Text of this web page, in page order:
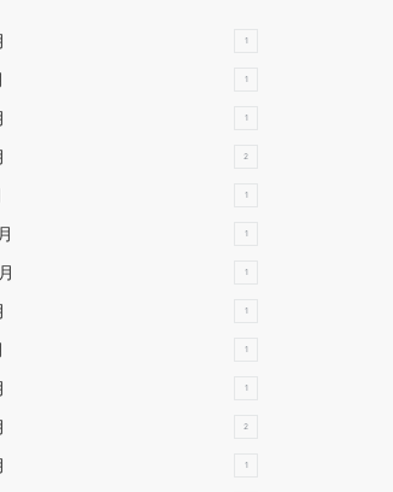
1
1
1
2
1
1
1
1
1
1
2
1